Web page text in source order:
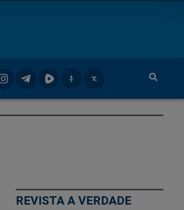
REVISTA A VERDADE